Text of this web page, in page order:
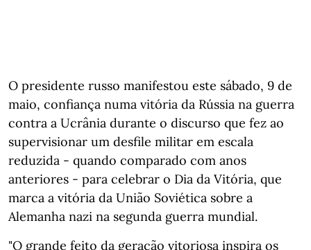
O presidente russo manifestou este sábado, 9 de
maio, confiança numa vitória da Rússia na guerra
contra a Ucrânia durante o discurso que fez ao
supervisionar um desfile militar em escala
reduzida - quando comparado com anos
anteriores - para celebrar o Dia da Vitória, que
marca a vitória da União Soviética sobre a
Alemanha nazi na segunda guerra mundial.
"O grande feito da geração vitoriosa inspira os